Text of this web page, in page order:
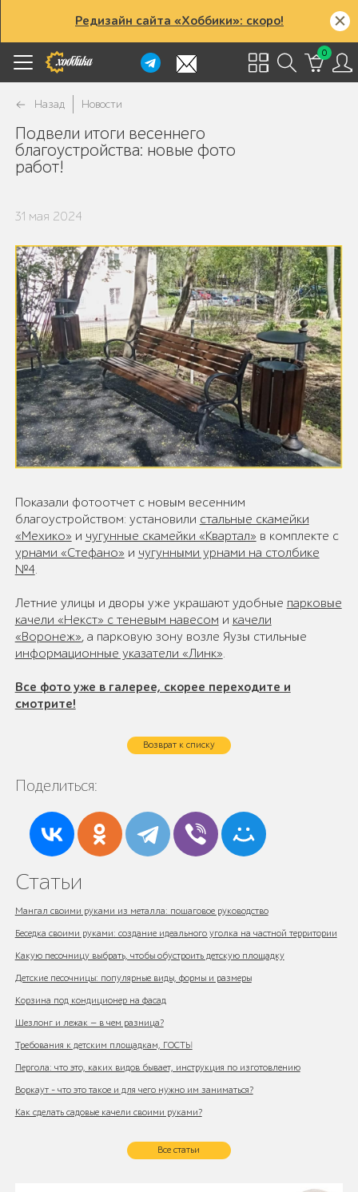
Редизайн сайта «Хоббики»: скоро!
0
Назад Новости
Подвели итоги весеннего
благоустройства: новые фото
работ!
31 мая 2024
Показали фотоотчет с новым весенним
благоустройством: установили стальные скамейки
«Мехико» и чугунные скамейки «Квартал» в комплекте с
урнами «Стефано» и чугунными урнами на столбике
№4.
Летние улицы и дворы уже украшают удобные парковые
качели «Некст» с теневым навесом и качели
«Воронеж», а парковую зону возле Яузы стильные
информационные указатели «Линк».
Все фото уже в галерее, скорее переходите и
смотрите!
Возврат к списку
Поделиться:
Статьи
Мангал своими руками из металла: пошаговое руководство
Беседка своими руками: создание идеального уголка на частной территории
Какую песочницу выбрать, чтобы обустроить детскую площадку
Детские песочницы: популярные виды, формы и размеры
Корзина под кондиционер на фасад
Шезлонг и лежак — в чем разница?
Требования к детским площадкам, ГОСТЫ
Пергола: что это, каких видов бывает, инструкция по изготовлению
Воркаут - что это такое и для чего нужно им заниматься?
Как сделать садовые качели своими руками?
Все статьи